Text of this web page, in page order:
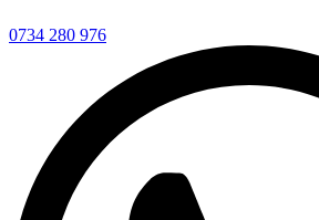
0734 280 976